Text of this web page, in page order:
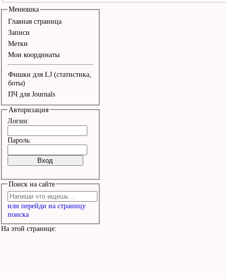
Менюшка
Главная страница
Записи
Метки
Мои координаты
Фишки для LJ (статистика,
боты)
ПЧ для Journals
Авторизация
Логин:
Пароль:
Поиск на сайте
или перейди на страницу
поиска
На этой странице: